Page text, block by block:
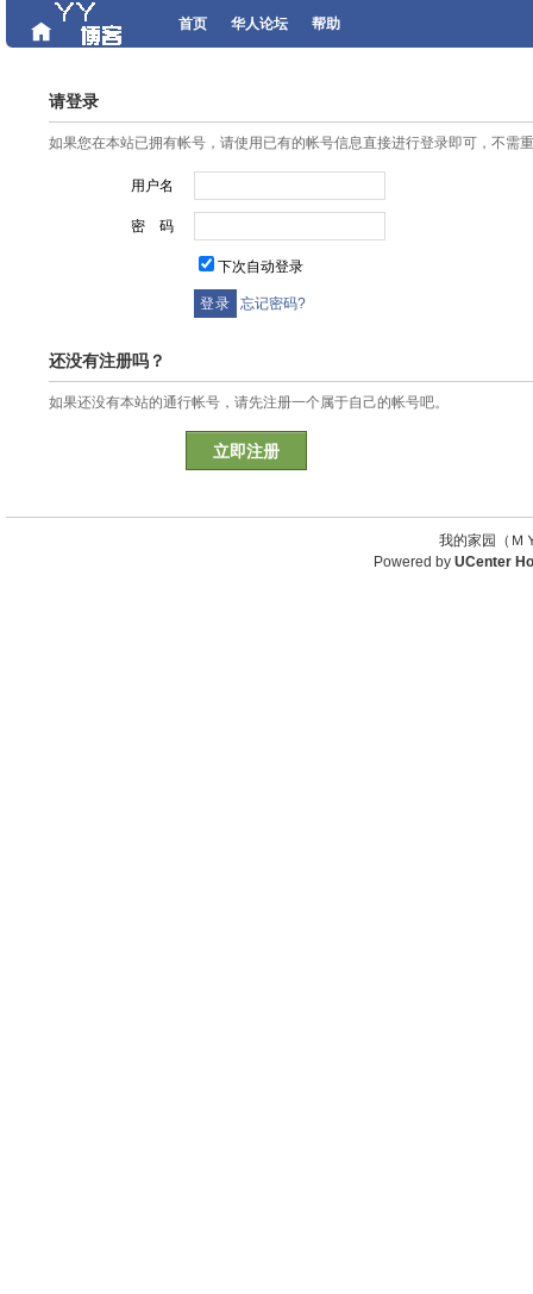
首页 华人论坛 帮助
请登录
如果您在本站已拥有帐号，请使用已有的帐号信息直接进行登录即可，不需
用户名
密 码
下次自动登录
忘记密码?
还没有注册吗？
如果还没有本站的通行帐号，请先注册一个属于自己的帐号吧。
立即注册
我的家园（
Powered by UCenter